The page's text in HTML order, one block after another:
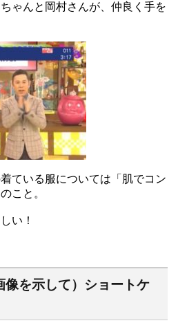
ゃんと岡村さんが、仲良く手を
ている服については「肌でコン
こと。
い！
像を示して）ショートケ